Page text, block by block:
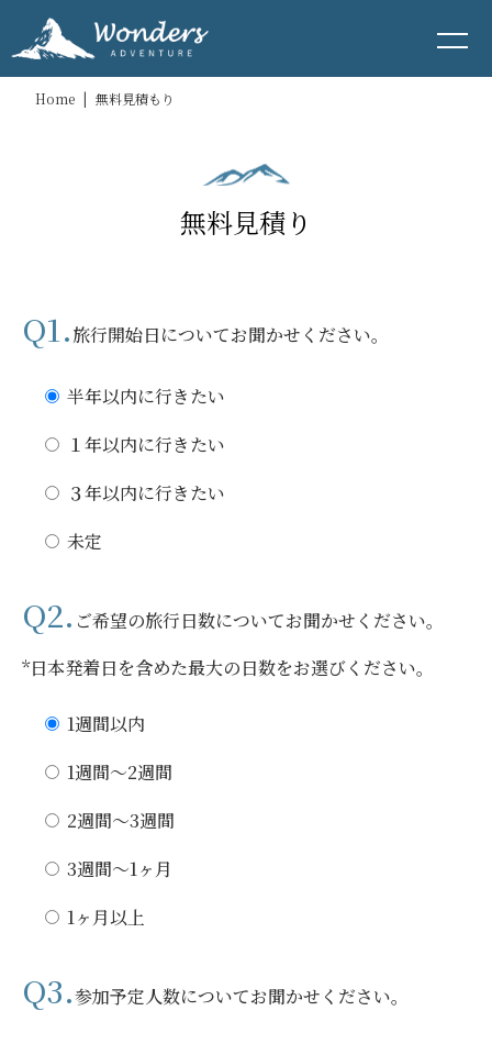
Home | 無料見積もり
無料見積り
Q1.旅行開始日についてお聞かせください。
半年以内に行きたい
１年以内に行きたい
３年以内に行きたい
未定
Q2. ご希望の旅行日数についてお聞かせください。
*日本発着日を含めた最大の日数をお選びください。
1週間以内
1週間〜2週間
2週間〜3週間
3週間〜1ヶ月
1ヶ月以上
Q3.参加予定人数についてお聞かせください。